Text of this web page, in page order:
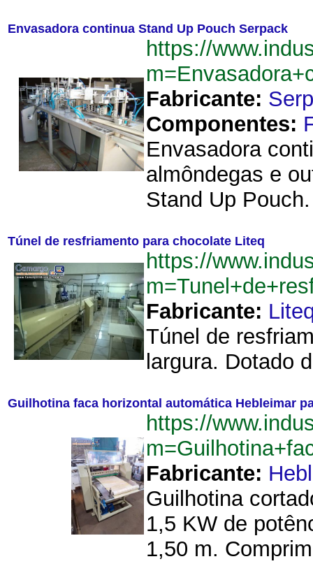
Envasadora continua Stand Up Pouch Serpack
https://
Fabricante:
Componentes:
Envasadora
almôndegas e
Stand Up
Túnel de resfriamento para chocolate Liteq
https://
Fabricante:
Túnel de
largura. Dotado
Guilhotina faca horizontal automática Hebleimar
https://
Fabricante:
Guilhotina
1,5 KW de
1,50 m.